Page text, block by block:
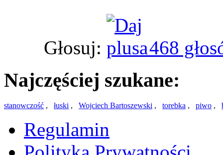
Głosuj: 468
Najczęściej szukane:
stanowczość , łuski , Wojciech Bartoszewski , torebka , piwo ,
Regulamin